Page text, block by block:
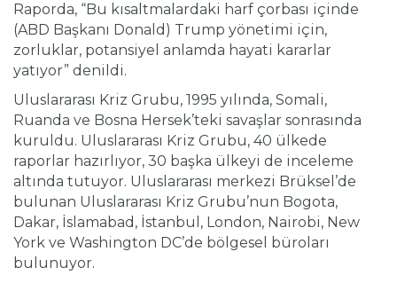
Raporda, “Bu kısaltmalardaki harf çorbası içinde
(ABD Başkanı Donald) Trump yönetimi için,
zorluklar, potansiyel anlamda hayati kararlar
yatıyor” denildi.
Uluslararası Kriz Grubu, 1995 yılında, Somali,
Ruanda ve Bosna Hersek’teki savaşlar sonrasında
kuruldu. Uluslararası Kriz Grubu, 40 ülkede
raporlar hazırlıyor, 30 başka ülkeyi de inceleme
altında tutuyor. Uluslararası merkezi Brüksel’de
bulunan Uluslararası Kriz Grubu’nun Bogota,
Dakar, İslamabad, İstanbul, London, Nairobi, New
York ve Washington DC’de bölgesel büroları
bulunuyor.